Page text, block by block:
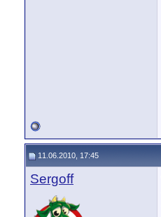
11.06.2010, 17:45
Sergoff